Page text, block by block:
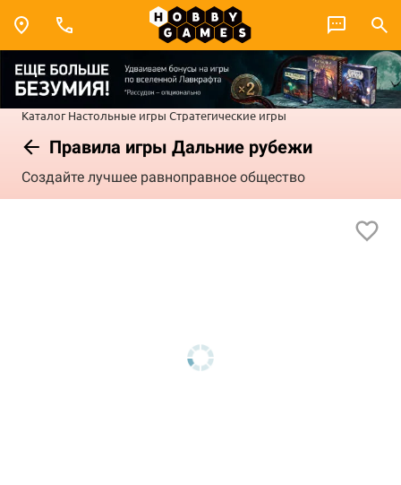
Каталог Настольные игры Стратегические игры
Правила игры Дальние рубежи
Создайте лучшее равноправное общество